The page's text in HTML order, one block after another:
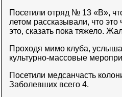
Посетили отряд № 13 «В»,
летом рассказывали, что
это, сказать пока тяжело.
Проходя мимо клуба,
культурно-массовые
Посетили медсанчасть
Заболевших всего 4.